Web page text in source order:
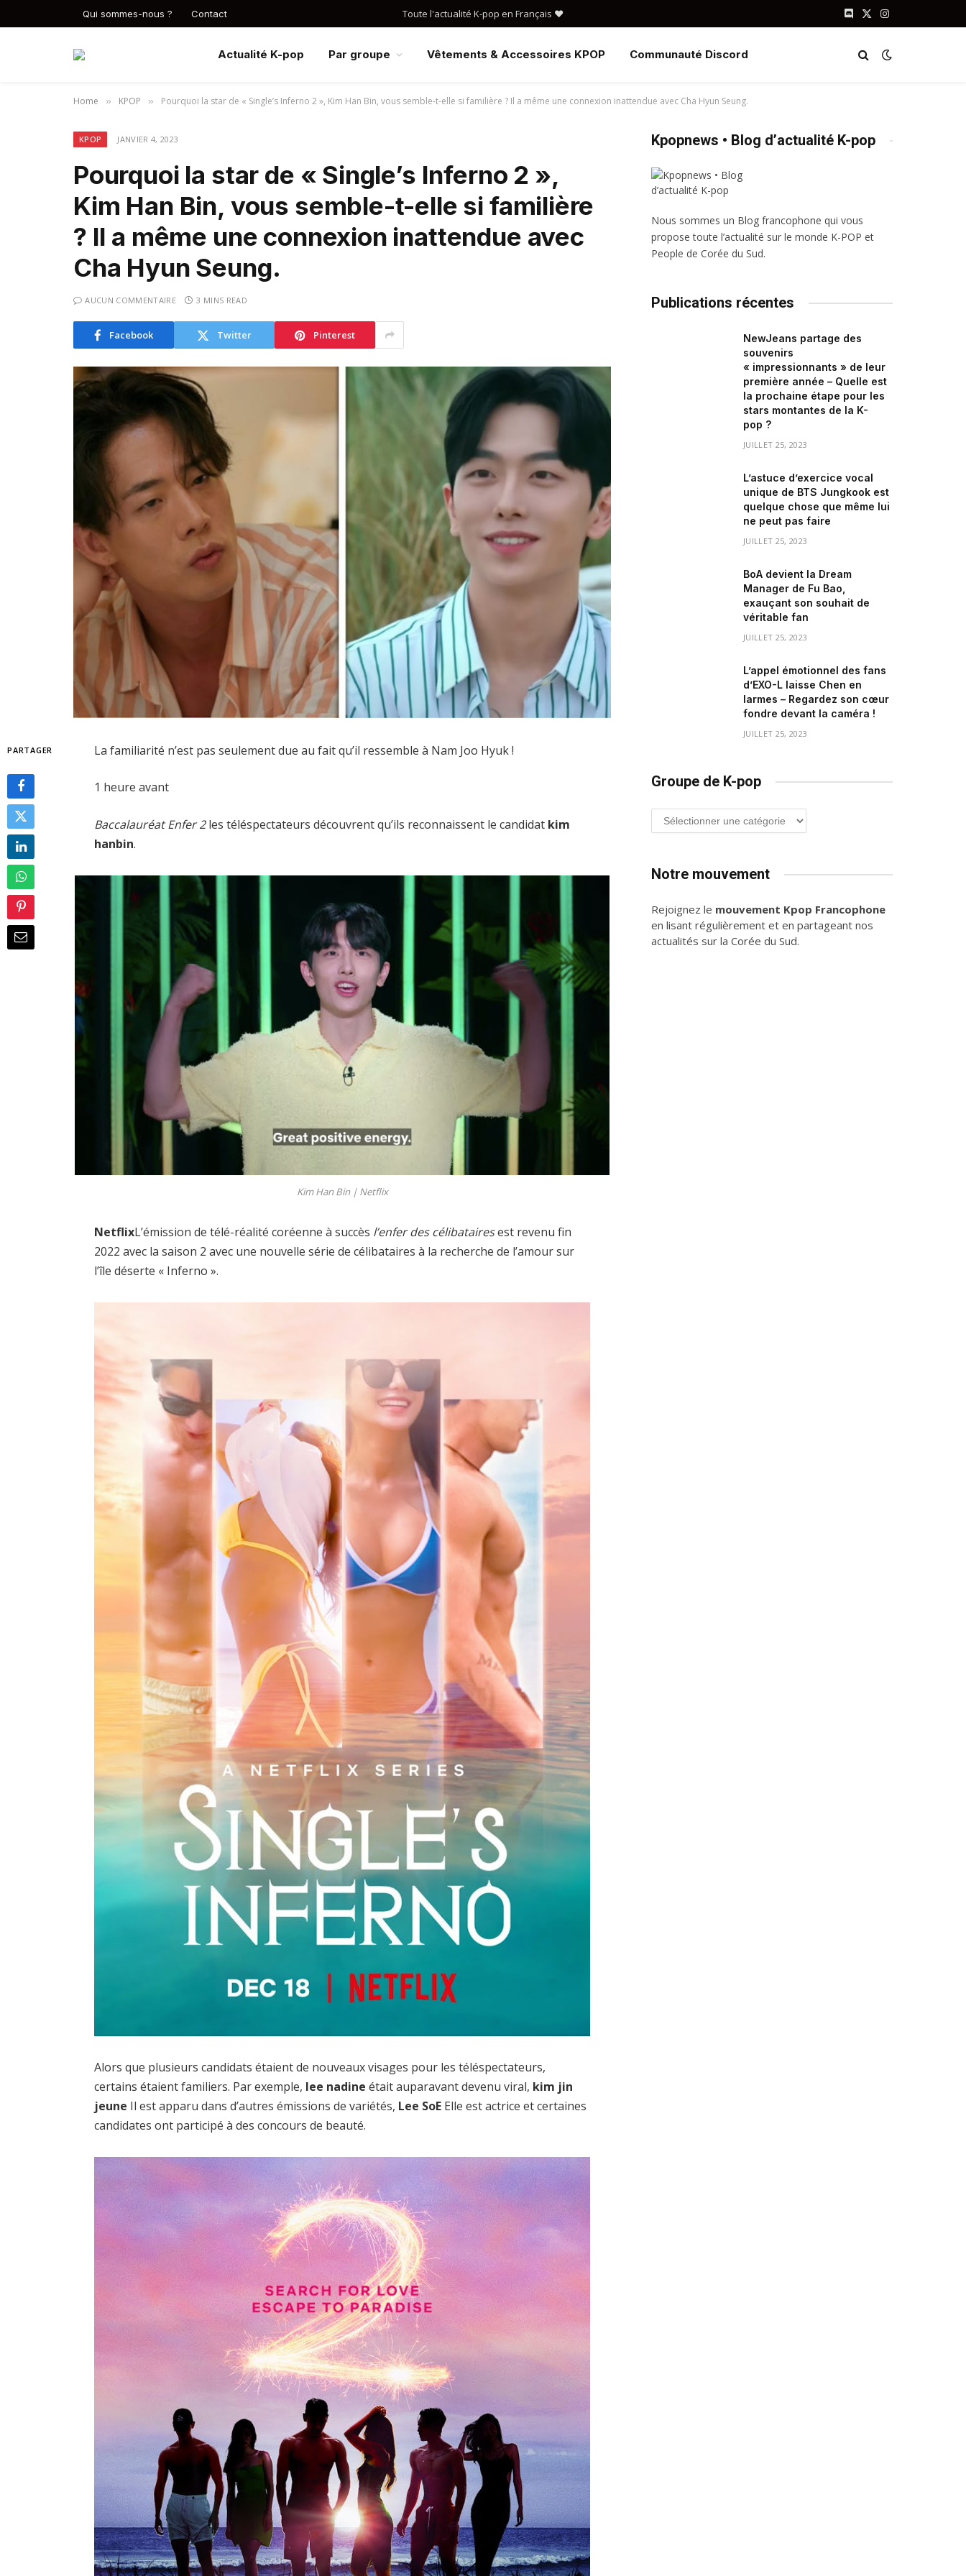
Qui sommes-nous ? Contact Toute l'actualité K-pop en Français ❤️ Discord
X
Instagram
Actualité K-pop Par groupe Vêtements & Accessoires KPOP Communauté Discord
Home » KPOP » Pourquoi la star de « Single’s Inferno 2 », Kim Han Bin, vous semble-t-elle si familière ? Il a même une connexion inattendue avec Cha Hyun Seung.
KPOP JANVIER 4, 2023
Pourquoi la star de « Single’s Inferno 2 »,
Kim Han Bin, vous semble-t-elle si familière
? Il a même une connexion inattendue avec
Cha Hyun Seung.
AUCUN COMMENTAIRE 3 MINS READ
Facebook Twitter Pinterest
PARTAGER La familiarité n’est pas seulement due au fait qu’il ressemble à Nam Joo Hyuk !
1 heure avant
Baccalauréat Enfer 2les téléspectateurs découvrent qu’ils reconnaissent le candidat kim
hanbin.
Kim Han Bin | Netflix
NetflixL’émission de télé-réalité coréenne à succès l’enfer des célibatairesest revenu fin
2022 avec la saison 2 avec une nouvelle série de célibataires à la recherche de l’amour sur
l’île déserte « Inferno ».
Alors que plusieurs candidats étaient de nouveaux visages pour les téléspectateurs,
certains étaient familiers. Par exemple, lee nadine était auparavant devenu viral, kim jin
jeune Il est apparu dans d’autres émissions de variétés, Lee SoE Elle est actrice et certaines
candidates ont participé à des concours de beauté.
Kpopnews • Blog d’actualité K-pop
Nous sommes un Blog francophone qui vous
propose toute l’actualité sur le monde K-POP et
People de Corée du Sud.
Publications récentes
NewJeans partage des
souvenirs
« impressionnants » de leur
première année – Quelle est
la prochaine étape pour les
stars montantes de la K-
pop ?
JUILLET 25, 2023
L’astuce d’exercice vocal
unique de BTS Jungkook est
quelque chose que même lui
ne peut pas faire
JUILLET 25, 2023
BoA devient la Dream
Manager de Fu Bao,
exauçant son souhait de
véritable fan
JUILLET 25, 2023
L’appel émotionnel des fans
d’EXO-L laisse Chen en
larmes – Regardez son cœur
fondre devant la caméra !
JUILLET 25, 2023
Groupe de K-pop
Groupe
de
Notre mouvement
Rejoignez le mouvement Kpop Francophone
en lisant régulièrement et en partageant nos
actualités sur la Corée du Sud.